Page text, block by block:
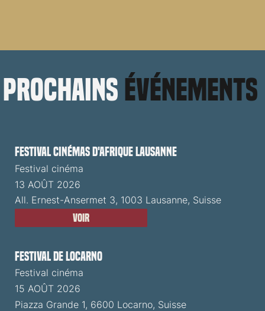
prochains événements
Festival cinémas d'Afrique Lausanne
Festival cinéma
13 AOÛT 2026
All. Ernest-Ansermet 3, 1003 Lausanne, Suisse
Voir
Festival de Locarno
Festival cinéma
15 AOÛT 2026
Piazza Grande 1, 6600 Locarno, Suisse